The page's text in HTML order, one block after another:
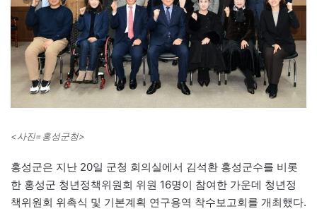
<사진=홍성군청>
홍성군은 지난 20일 군청 회의실에서 김석환 홍성군수를 비롯
한 홍성군 청년정책위원회 위원 16명이 참여한 가운데 청년정
책위원회 위촉식 및 기본계획 연구용역 착수보고회를 개최했다.